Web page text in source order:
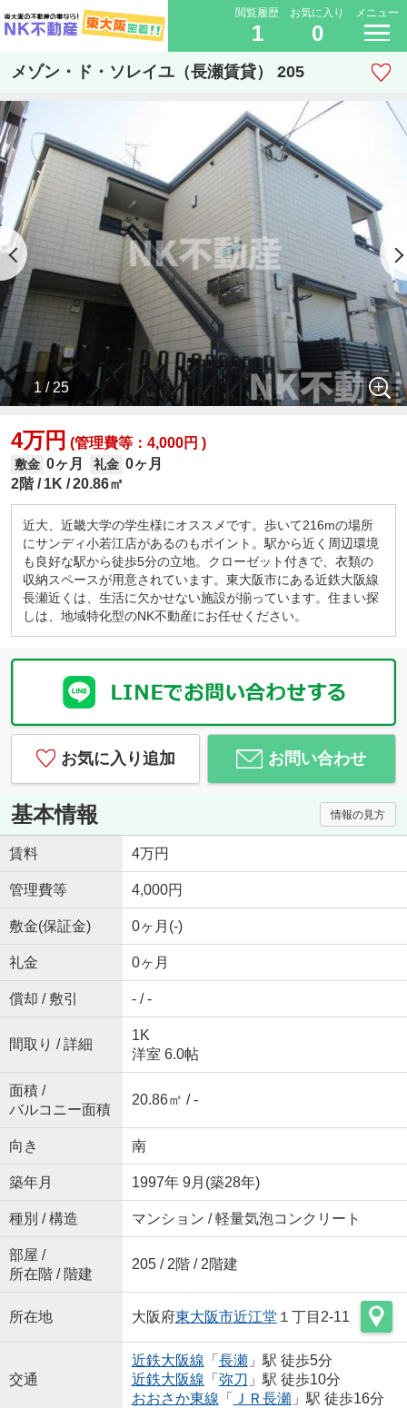
閲覧履歴
1
お気に入り
0
メニュー
メゾン・ド・ソレイユ（長瀬賃貸） 205
1 / 25
4万円 (管理費等：4,000円 )
敷金 0ヶ月 礼金 0ヶ月
2階
1K 20.86㎡
近大、近畿大学の学生様にオススメです。歩いて216mの場所
にサンディ小若江店があるのもポイント。駅から近く周辺環境
も良好な駅から徒歩5分の立地。クローゼット付きで、衣類の
収納スペースが用意されています。東大阪市にある近鉄大阪線
長瀬近くは、生活に欠かせない施設が揃っています。住まい探
しは、地域特化型のNK不動産にお任せください。
お気に入り追加 お問い合わせ
基本情報 情報の見方
賃料 4万円
管理費等 4,000円
敷金(保証金) 0ヶ月(-)
礼金 0ヶ月
償却 / 敷引 - / -
間取り / 詳細
1K
洋室 6.0帖
面積 /
バルコニー面積
20.86㎡ / -
向き 南
築年月 1997年 9月(築28年)
種別 / 構造 マンション / 軽量気泡コンクリート
部屋 /
所在階 / 階建
205 / 2階 / 2階建
所在地 大阪府東大阪市近江堂 １丁目2-11
交通
近鉄大阪線 「 長瀬」駅 徒歩5分
近鉄大阪線 「 弥刀 」駅 徒歩10分
おおさか東線 「 ＪＲ長瀬」駅 徒歩16分